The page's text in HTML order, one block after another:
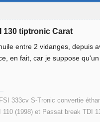
130 tiptronic Carat
entre 2 vidanges, depuis
en fait, car je suppose
333cv S-Tronic convertie
(1998) et Passat break TDI